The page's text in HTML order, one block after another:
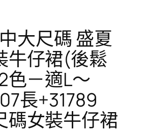
大尺碼 盛夏
牛仔裙(後鬆
色－適L～
長+31789
碼女裝牛仔裙